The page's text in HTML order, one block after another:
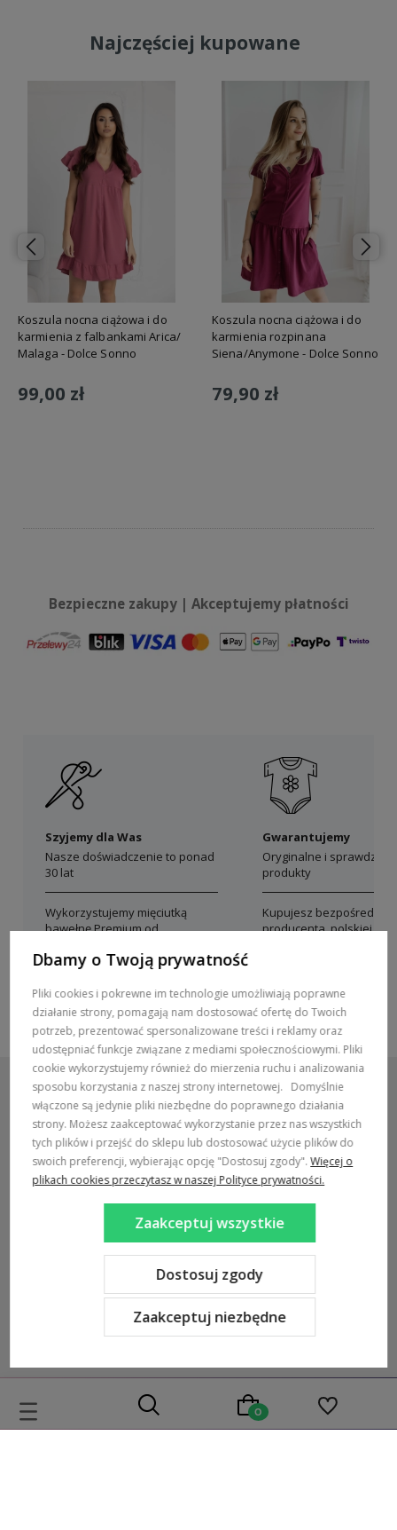
Najczęściej kupowane
Koszula nocna ciążowa i do
karmienia z falbankami Arica/
Malaga - Dolce Sonno
99,00 zł
Koszula nocna ciążowa i do
karmienia rozpinana
Siena/Anymone - Dolce Sonno
79,90 zł
Bezpieczne zakupy | Akceptujemy płatności
Szyjemy dla Was
Nasze doświadczenie to ponad
30 lat
Wykorzystujemy mięciutką
bawełnę Premium od
Gwarantujemy
Oryginalne i sprawdzone
produkty
Kupujesz bezpośrednio
producenta, polskiej
POMOC / ZAMÓWIENIA
MARKI
POPULARNE KATEGORIE
Sklep internetowy Shoper Premium
Szablon Shoper Modern 3.0™
od GrowCommerce
Dbamy o Twoją prywatność
Pliki cookies i pokrewne im technologie umożliwiają poprawne
działanie strony, pomagają nam dostosować ofertę do Twoich
potrzeb, prezentować spersonalizowane treści i reklamy oraz
udostępniać funkcje związane z mediami społecznościowymi. Pliki
cookie wykorzystujemy również do mierzenia ruchu i analizowania
sposobu korzystania z naszej strony internetowej. Domyślnie
włączone są jedynie pliki niezbędne do poprawnego działania
strony. Możesz zaakceptować wykorzystanie przez nas wszystkich
tych plików i przejść do sklepu lub dostosować użycie plików do
swoich preferencji, wybierając opcję "Dostosuj zgody".Więcej o
plikach cookies przeczytasz w naszej Polityce prywatności.
Zaakceptuj niezbędne
Dostosuj zgody
Zaakceptuj wszystkie